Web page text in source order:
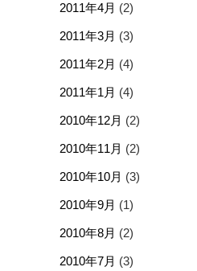
2011年4月 (2)
2011年3月 (3)
2011年2月 (4)
2011年1月 (4)
2010年12月 (2)
2010年11月 (2)
2010年10月 (3)
2010年9月 (1)
2010年8月 (2)
2010年7月 (3)